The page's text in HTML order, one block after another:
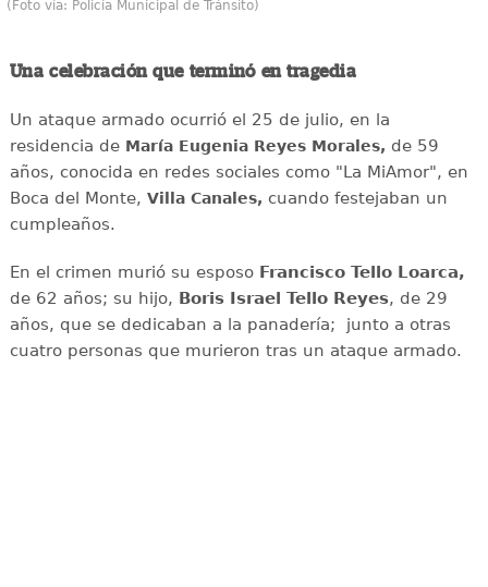
(Foto vía: Policía Municipal de Tránsito)
Una celebración que terminó en tragedia
Un ataque armado ocurrió el 25 de julio, en la
residencia de María Eugenia Reyes Morales, de 59
años, conocida en redes sociales como "La MiAmor", en
Boca del Monte, Villa Canales, cuando festejaban un
cumpleaños.
En el crimen murió su esposoFrancisco Tello Loarca,
de 62 años; su hijo, Boris Israel Tello Reyes, de 29
años, que se dedicaban a la panadería; junto a otras
cuatro personas que murieron tras un ataque armado.